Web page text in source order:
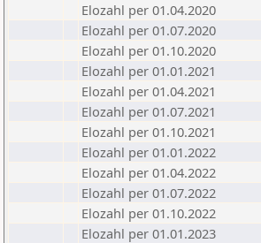
Elozahl per 01.04.2020
Elozahl per 01.07.2020
Elozahl per 01.10.2020
Elozahl per 01.01.2021
Elozahl per 01.04.2021
Elozahl per 01.07.2021
Elozahl per 01.10.2021
Elozahl per 01.01.2022
Elozahl per 01.04.2022
Elozahl per 01.07.2022
Elozahl per 01.10.2022
Elozahl per 01.01.2023